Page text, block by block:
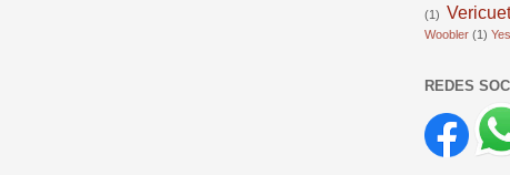
(1)
Woobler (1) Yes
REDES